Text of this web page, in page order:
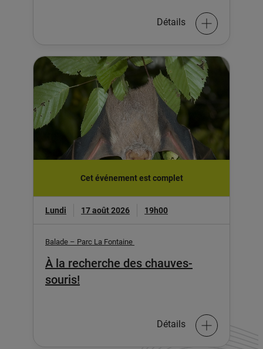
Détails
Cet événement est complet
Lundi 17 août 2026 19h00
Balade – Parc La Fontaine
À la recherche des chauves-
souris!
Détails